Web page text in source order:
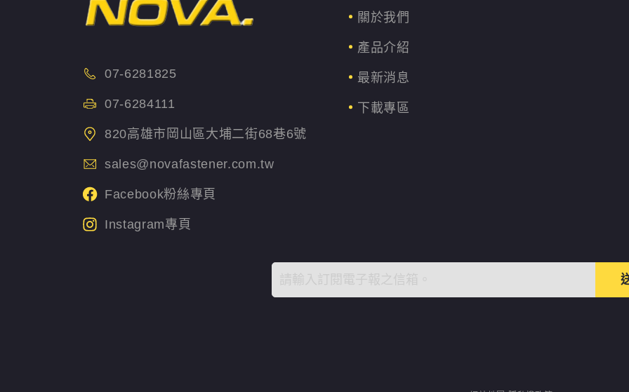
07-6281825
07-6284111
820高雄市岡山區大埔二街68巷6號
sales@novafastener.com.tw
Facebook粉絲專頁
Instagram專頁
關於我們
產品介紹
最新消息
下載專區